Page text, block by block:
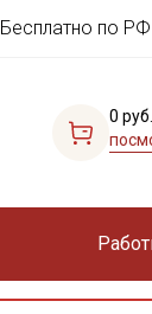
Бесплатно по РФ
0 руб.